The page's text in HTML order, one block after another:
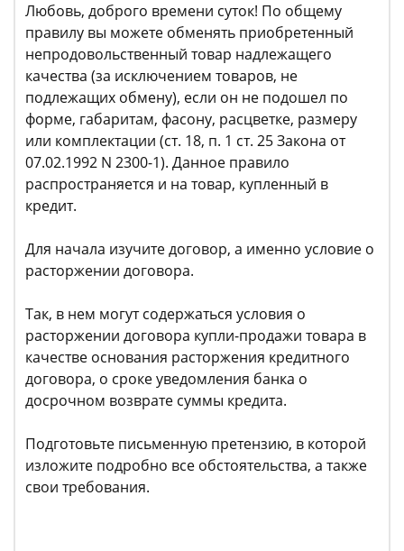
Любовь, доброго времени суток! По общему
правилу вы можете обменять приобретенный
непродовольственный товар надлежащего
качества (за исключением товаров, не
подлежащих обмену), если он не подошел по
форме, габаритам, фасону, расцветке, размеру
или комплектации (ст. 18, п. 1 ст. 25 Закона от
07.02.1992 N 2300-1). Данное правило
распространяется и на товар, купленный в
кредит.
Для начала изучите договор, а именно условие о
расторжении договора.
Так, в нем могут содержаться условия о
расторжении договора купли-продажи товара в
качестве основания расторжения кредитного
договора, о сроке уведомления банка о
досрочном возврате суммы кредита.
Подготовьте письменную претензию, в которой
изложите подробно все обстоятельства, а также
свои требования.